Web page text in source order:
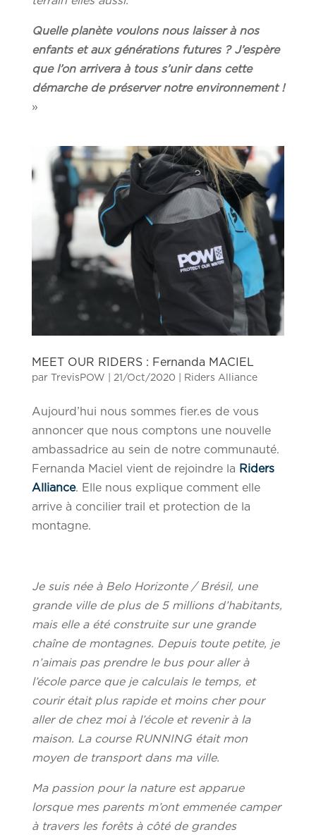
Quelle planète voulons nous laisser à nos
enfants et aux générations futures ? J’espère
que l’on arrivera à tous s’unir dans cette
démarche de préserver notre environnement !
»
MEET OUR RIDERS : Fernanda MACIEL
par TrevisPOW 21/Oct/2020 Riders Alliance
Aujourd’hui nous sommes fier.es de vous
annoncer que nous comptons une nouvelle
ambassadrice au sein de notre communauté.
Fernanda Maciel vient de rejoindre la Riders
Alliance. Elle nous explique comment elle
arrive à concilier trail et protection de la
montagne.
Je suis née à Belo Horizonte / Brésil, une
grande ville de plus de 5 millions d’habitants,
mais elle a été construite sur une grande
chaîne de montagnes. Depuis toute petite, je
n’aimais pas prendre le bus pour aller à
l’école parce que je calculais le temps, et
courir était plus rapide et moins cher pour
aller de chez moi à l’école et revenir à la
maison. La course RUNNING était mon
moyen de transport dans ma ville.
Ma passion pour la nature est apparue
lorsque mes parents m’ont emmenée camper
à travers les forêts à côté de grandes